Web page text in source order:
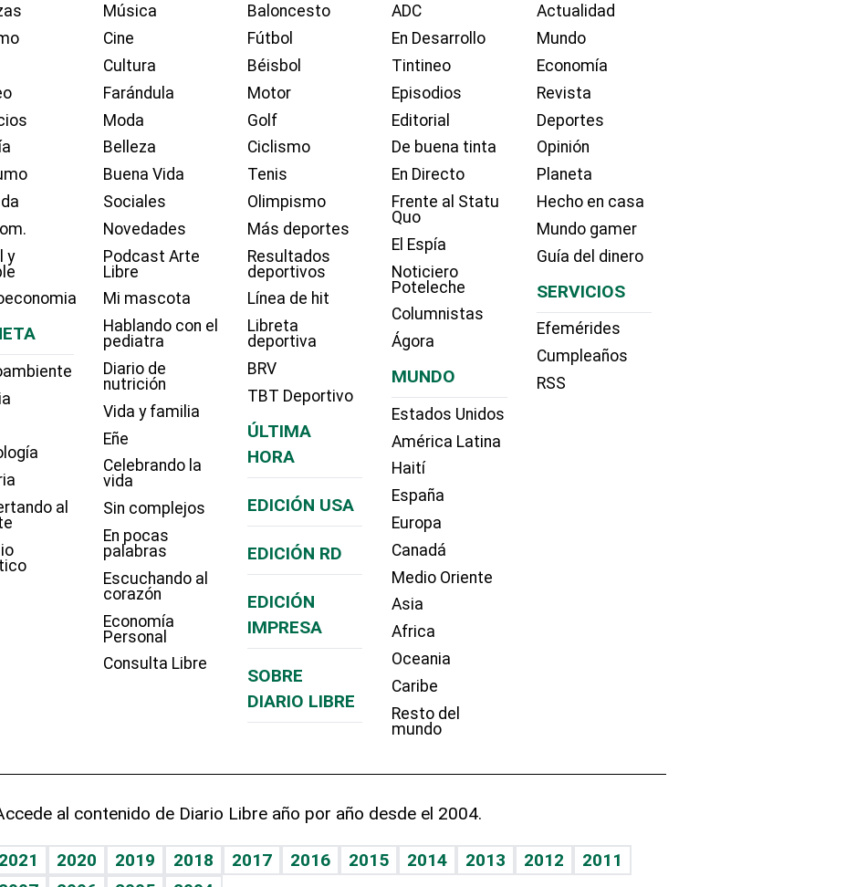
y
al
Música
Cine
Cultura
Farándula
Moda
Belleza
Buena Vida
Sociales
Novedades
Podcast Arte
Libre
Mi mascota
Hablando con el
pediatra
Diario de
nutrición
Vida y familia
Eñe
Celebrando la
vida
Sin complejos
En pocas
palabras
Escuchando al
corazón
Economía
Personal
Consulta Libre
Baloncesto
Fútbol
Béisbol
Motor
Golf
Ciclismo
Tenis
Olimpismo
Más deportes
Resultados
deportivos
Línea de hit
Libreta
deportiva
BRV
TBT Deportivo
ÚLTIMA
HORA
EDICIÓN USA
EDICIÓN RD
EDICIÓN
IMPRESA
SOBRE
DIARIO LIBRE
ADC
En Desarrollo
Tintineo
Episodios
Editorial
De buena tinta
En Directo
Frente al Statu
Quo
El Espía
Noticiero
Poteleche
Columnistas
Ágora
MUNDO
Estados Unidos
América Latina
Haití
España
Europa
Canadá
Medio Oriente
Asia
Africa
Oceania
Caribe
Resto del
mundo
Actualidad
Mundo
Economía
Revista
Deportes
Opinión
Planeta
Hecho en casa
Mundo gamer
Guía del dinero
SERVICIOS
Efemérides
Cumpleaños
RSS
al contenido de Diario Libre año por año desde el 2004.
2021 2020 2019 2018 2017 2016 2015 2014 2013 2012
2011